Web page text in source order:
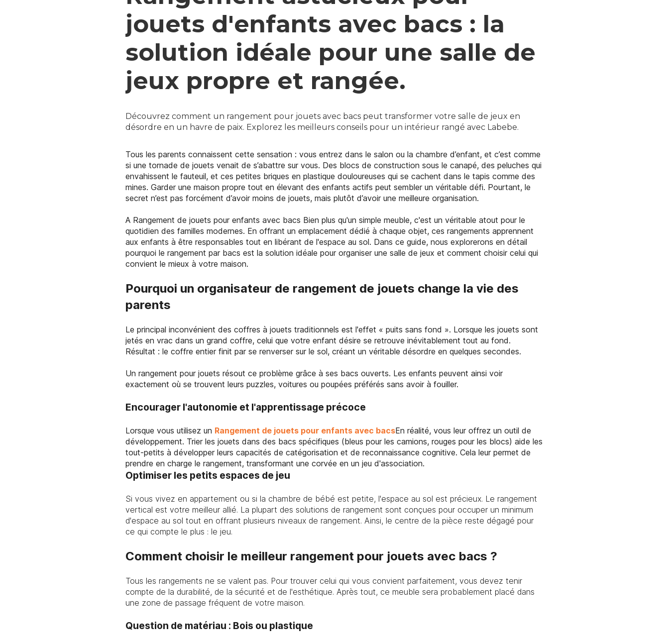
jouets d'enfants avec bacs : la
solution idéale pour une salle de
jeux propre et rangée.
Découvrez comment un rangement pour jouets avec bacs peut transformer votre salle de jeux en
désordre en un havre de paix. Explorez les meilleurs conseils pour un intérieur rangé avec Labebe.
Tous les parents connaissent cette sensation : vous entrez dans le salon ou la chambre d’enfant, et c’est comme
si une tornade de jouets venait de s’abattre sur vous. Des blocs de construction sous le canapé, des peluches qui
envahissent le fauteuil, et ces petites briques en plastique douloureuses qui se cachent dans le tapis comme des
mines. Garder une maison propre tout en élevant des enfants actifs peut sembler un véritable défi. Pourtant, le
secret n’est pas forcément d’avoir moins de jouets, mais plutôt d’avoir une meilleure organisation.
A Rangement de jouets pour enfants avec bacs Bien plus qu'un simple meuble, c'est un véritable atout pour le
quotidien des familles modernes. En offrant un emplacement dédié à chaque objet, ces rangements apprennent
aux enfants à être responsables tout en libérant de l'espace au sol. Dans ce guide, nous explorerons en détail
pourquoi le rangement par bacs est la solution idéale pour organiser une salle de jeux et comment choisir celui qui
convient le mieux à votre maison.
Pourquoi un organisateur de rangement de jouets change la vie des
parents
Le principal inconvénient des coffres à jouets traditionnels est l'effet « puits sans fond ». Lorsque les jouets sont
jetés en vrac dans un grand coffre, celui que votre enfant désire se retrouve inévitablement tout au fond.
Résultat : le coffre entier finit par se renverser sur le sol, créant un véritable désordre en quelques secondes.
Un rangement pour jouets résout ce problème grâce à ses bacs ouverts. Les enfants peuvent ainsi voir
exactement où se trouvent leurs puzzles, voitures ou poupées préférés sans avoir à fouiller.
Encourager l'autonomie et l'apprentissage précoce
Lorsque vous utilisez un Rangement de jouets pour enfants avec bacsEn réalité, vous leur offrez un outil de
développement. Trier les jouets dans des bacs spécifiques (bleus pour les camions, rouges pour les blocs) aide les
tout-petits à développer leurs capacités de catégorisation et de reconnaissance cognitive. Cela leur permet de
prendre en charge le rangement, transformant une corvée en un jeu d'association.
Optimiser les petits espaces de jeu
Si vous vivez en appartement ou si la chambre de bébé est petite, l'espace au sol est précieux. Le rangement
vertical est votre meilleur allié. La plupart des solutions de rangement sont conçues pour occuper un minimum
d'espace au sol tout en offrant plusieurs niveaux de rangement. Ainsi, le centre de la pièce reste dégagé pour
ce qui compte le plus : le jeu.
Comment choisir le meilleur rangement pour jouets avec bacs ?
Tous les rangements ne se valent pas. Pour trouver celui qui vous convient parfaitement, vous devez tenir
compte de la durabilité, de la sécurité et de l'esthétique. Après tout, ce meuble sera probablement placé dans
une zone de passage fréquent de votre maison.
Question de matériau : Bois ou plastique